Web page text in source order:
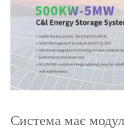
Система має